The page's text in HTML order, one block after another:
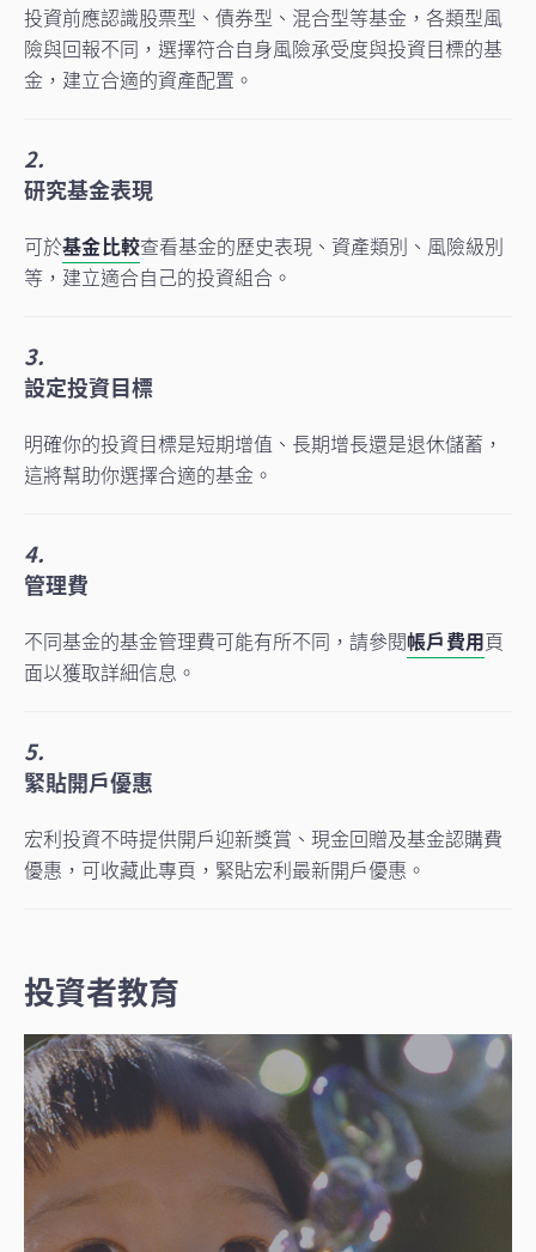
投資前應認識股票型、債券型、混合型等基金，各類型風
險與回報不同，選擇符合自身風險承受度與投資目標的基
金，建立合適的資產配置。
2.
研究基金表現
可於基金比較查看基金的歷史表現、資產類別、風險級別
等，建立適合自己的投資組合。
3.
設定投資目標
明確你的投資目標是短期增值、長期增長還是退休儲蓄，
這將幫助你選擇合適的基金。
4.
管理費
不同基金的基金管理費可能有所不同，請參閱帳戶費用頁
面以獲取詳細信息。
5.
緊貼開戶優惠
宏利投資不時提供開戶迎新獎賞、現金回贈及基金認購費
優惠，可收藏此專頁，緊貼宏利最新開戶優惠。
投資者教育